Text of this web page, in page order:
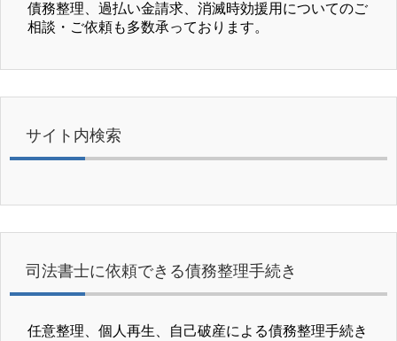
債務整理、過払い金請求、消滅時効援用についてのご
相談・ご依頼も多数承っております。
サイト内検索
司法書士に依頼できる債務整理手続き
任意整理、個人再生、自己破産による債務整理手続き